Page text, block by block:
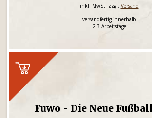
inkl. MwSt. zzgl. Versand
versandfertig innerhalb
2-3 Arbeitstage
Fuwo - Die Neue